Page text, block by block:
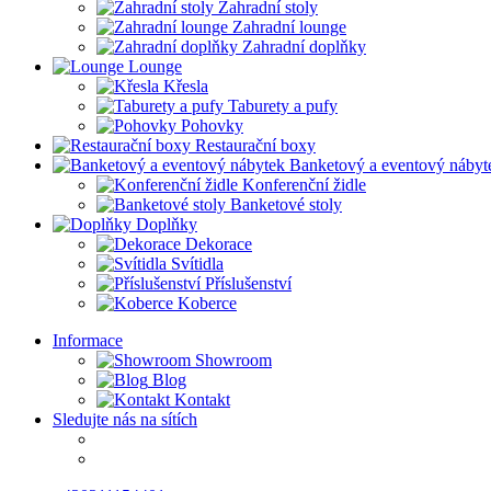
Zahradní stoly
Zahradní lounge
Zahradní doplňky
Lounge
Křesla
Taburety a pufy
Pohovky
Restaurační boxy
Banketový a eventový
Konferenční židle
Banketové stoly
Doplňky
Dekorace
Svítidla
Příslušenství
Koberce
Informace
Showroom
Blog
Kontakt
Sledujte nás na sítích